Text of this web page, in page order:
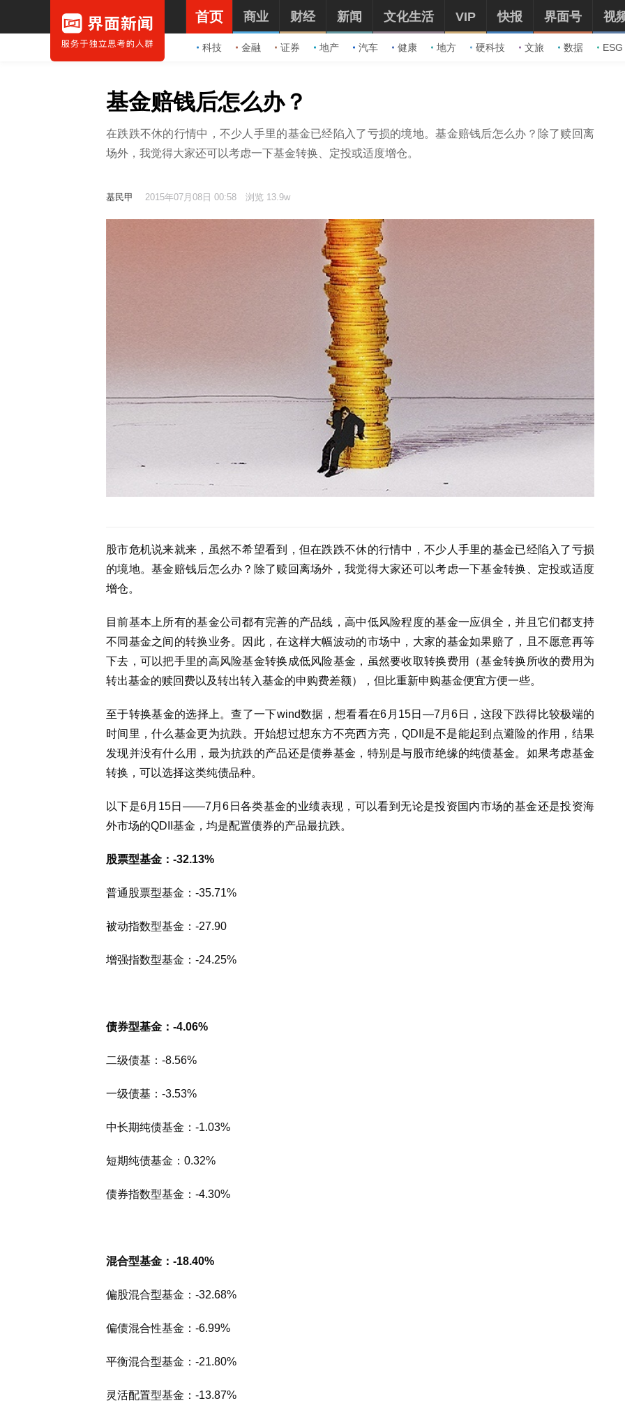
首页
科技 金融 证券 地产 汽车 健康 地方 硬科技 文旅 数据 ESG
商业 财经 新闻 文化生活 VIP 快报 界面号 视
基金赔钱后怎么办？
在跌跌不休的行情中，不少人手里的基金已经陷入了亏损的境地。基金赔钱后怎么办？除了赎回离
场外，我觉得大家还可以考虑一下基金转换、定投或适度增仓。
基民甲 2015年07月08日 00:58 浏览 13.9w
股市危机说来就来，虽然不希望看到，但在跌跌不休的行情中，不少人手里的基金已经陷入了亏损
的境地。基金赔钱后怎么办？除了赎回离场外，我觉得大家还可以考虑一下基金转换、定投或适度
增仓。
目前基本上所有的基金公司都有完善的产品线，高中低风险程度的基金一应俱全，并且它们都支持
不同基金之间的转换业务。因此，在这样大幅波动的市场中，大家的基金如果赔了，且不愿意再等
下去，可以把手里的高风险基金转换成低风险基金，虽然要收取转换费用（基金转换所收的费用为
转出基金的赎回费以及转出转入基金的申购费差额），但比重新申购基金便宜方便一些。
至于转换基金的选择上。查了一下wind数据，想看看在6月15日—7月6日，这段下跌得比较极端的
时间里，什么基金更为抗跌。开始想过想东方不亮西方亮，QDII是不是能起到点避险的作用，结果
发现并没有什么用，最为抗跌的产品还是债券基金，特别是与股市绝缘的纯债基金。如果考虑基金
转换，可以选择这类纯债品种。
以下是6月15日——7月6日各类基金的业绩表现，可以看到无论是投资国内市场的基金还是投资海
外市场的QDII基金，均是配置债券的产品最抗跌。
股票型基金：-32.13%
普通股票型基金：-35.71%
被动指数型基金：-27.90
增强指数型基金：-24.25%
债券型基金：-4.06%
二级债基：-8.56%
一级债基：-3.53%
中长期纯债基金：-1.03%
短期纯债基金：0.32%
债券指数型基金：-4.30%
混合型基金：-18.40%
偏股混合型基金：-32.68%
偏债混合性基金：-6.99%
平衡混合型基金：-21.80%
灵活配置型基金：-13.87%